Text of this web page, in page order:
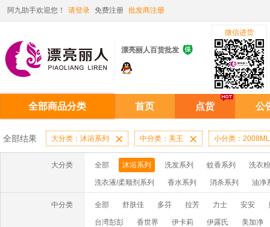
阿九助手欢迎您！ 请登录 免费注册 批发商注册
漂亮丽人百货批发 
微信进货
全部商品分类 首页 点货 公
全部结果 大分类：沐浴系列  中分类：美王  小分类：2008ML
大分类 全部 沐浴系列 洗发系列 蚊香系列 洗衣
洗衣液/柔顺剂系列 香水系列 消杀系列 油净
啫喱膏/水系列 厨房油污系列 玻璃/地板/清洁系
牙膏系列 牙刷系列 固发定型系列 染发系列
中分类 全部 舒肤佳 多芬 拉芳 力士 安安
台湾彭彭 香世界 伊卡莉 伊露氏 美加净